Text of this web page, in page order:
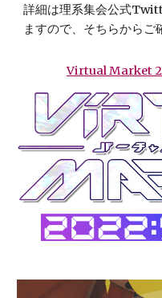
詳細は理系集会公式
ますので、そちらからご
Virtual Market